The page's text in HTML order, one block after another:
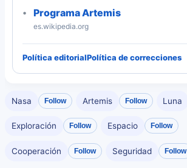
Programa Artemis
es.wikipedia.org
Política editorialPolítica de correcciones
Nasa Follow Artemis Follow Luna
Exploración Follow Espacio Follow
Cooperación Follow Seguridad Follow